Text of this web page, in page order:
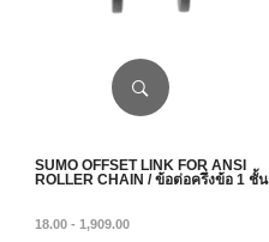
SUMO OFFSET LINK FOR ANSI
ROLLER CHAIN / ข้อต่อครึ่งข้อ 1 ชั้น
18.00 - 1,909.00